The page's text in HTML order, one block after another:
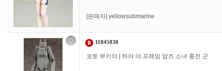
[판매자] yellowsubmarine
11845838
코토 부키야 | 하야 야 프레임 암즈 소녀 충전 군